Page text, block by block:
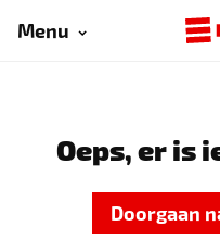
Menu
Oeps, er is
Doorgaan